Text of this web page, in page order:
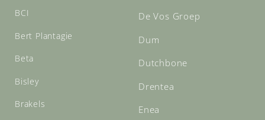
BCI
Bert Plantagie
Beta
Bisley
Brakels
De Vos Groep
Dum
Dutchbone
Drentea
Enea